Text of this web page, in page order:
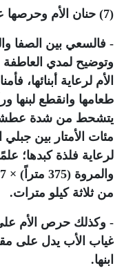
(7) حنان الأم وحرصها على رعاية الطفولة:
- فالسعي بين الصفا
وتوضيح لمدي العاطفة
الأم لرعاية أبنائها،
طعامها وانقطع لبنها
يتشحط من شدة
مئات الأمتار بين
لرعاية فلذة كبدها؛
من ثلاثة كيلو مترات.
غياب الأب يدل على
ابنها.